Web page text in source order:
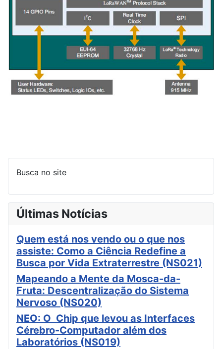
Busca no site
Últimas Notícias
Quem está nos vendo ou o que nos
assiste: Como a Ciência Redefine a
Busca por Vida Extraterrestre (NS021)
Mapeando a Mente da Mosca-da-
Fruta: Descentralização do Sistema
Nervoso (NS020)
NEO: O Chip que levou as Interfaces
Cérebro-Computador além dos
Laboratórios (NS019)